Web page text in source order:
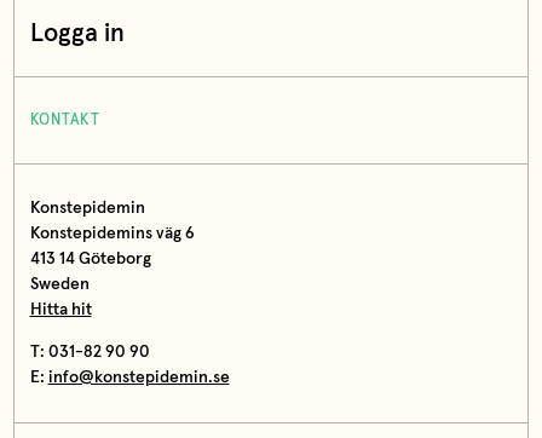
Logga in
KONTAKT
Konstepidemin
Konstepidemins väg 6
413 14 Göteborg
Sweden
Hitta hit
T: 031-82 90 90
E: info@konstepidemin.se